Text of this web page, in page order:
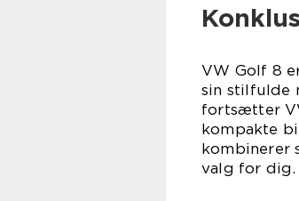
VW Golf 8
sin stilfulde
fortsætter
kompakte
kombinerer
valg for dig.